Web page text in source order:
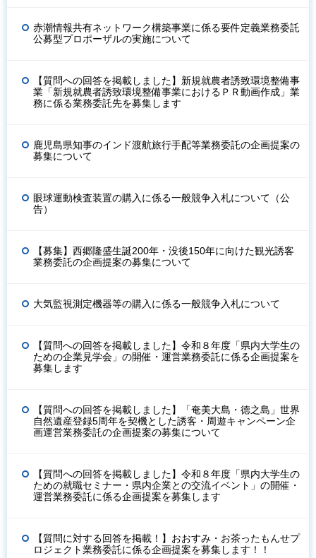
赤潮情報共有ネットワーク構築事業に係る要件定義業務委託
公募型プロポーザルの実施について
【質問への回答を掲載しました】新規就農者誘致環境整備事
業「新規就農者誘致環境整備事業におけるＰＲ動画作成」業
務に係る業務委託先を募集します
鹿児島県知事のインド渡航旅行手配等業務委託の企画提案の
募集について
眼球運動検査装置の購入に係る一般競争入札について（公
告）
【募集】西郷隆盛生誕200年・没後150年に向けた観光誘客
業務委託の企画提案の募集について
大気監視測定機器等の購入に係る一般競争入札について
【質問への回答を掲載しました】令和８年度「県内大学生の
ための企業見学会」の開催・運営業務委託に係る企画提案を
募集します
【質問への回答を掲載しました】「奄美大島・徳之島」世界
自然遺産登録5周年を契機とした誘客・周遊キャンペーン企
画運営業務委託の企画提案の募集について
【質問への回答を掲載しました】令和８年度「県内大学生の
ための就職セミナー・県内企業との交流イベント」の開催・
運営業務委託に係る企画提案を募集します
【質問に対する回答を掲載！】おおすみ・お茶ったもんせプ
ロジェクト業務委託に係る企画提案を募集します！！